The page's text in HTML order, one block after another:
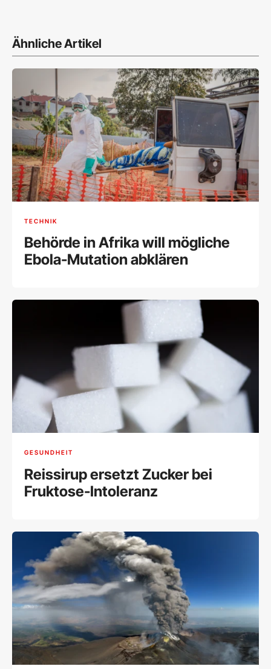
Ähnliche Artikel
TECHNIK
Behörde in Afrika will mögliche
Ebola-Mutation abklären
GESUNDHEIT
Reissirup ersetzt Zucker bei
Fruktose-Intoleranz